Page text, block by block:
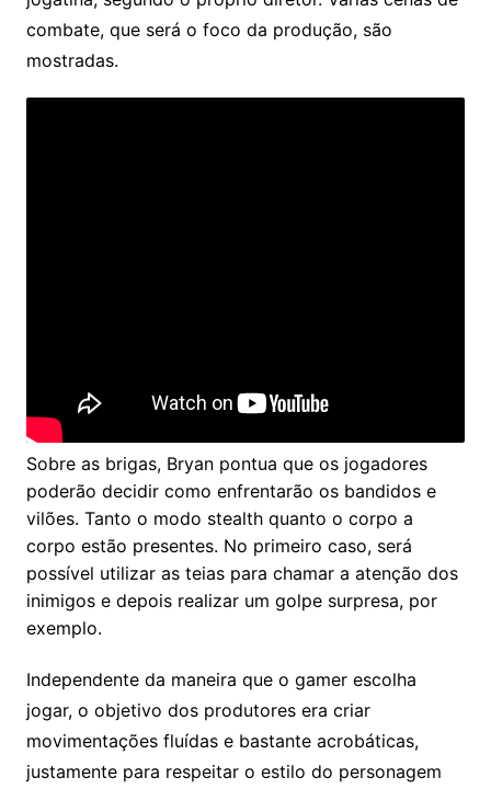
combate, que será o foco da produção, são
mostradas.
Sobre as brigas, Bryan pontua que os jogadores
poderão decidir como enfrentarão os bandidos e
vilões. Tanto o modo stealth quanto o corpo a
corpo estão presentes. No primeiro caso, será
possível utilizar as teias para chamar a atenção dos
inimigos e depois realizar um golpe surpresa, por
exemplo.
Independente da maneira que o gamer escolha
jogar, o objetivo dos produtores era criar
movimentações fluídas e bastante acrobáticas,
justamente para respeitar o estilo do personagem